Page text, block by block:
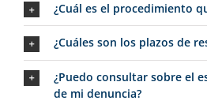
¿Cuál es el procedimiento
¿Cuáles son los plazos de
¿Puedo consultar sobre el
de mi denuncia?